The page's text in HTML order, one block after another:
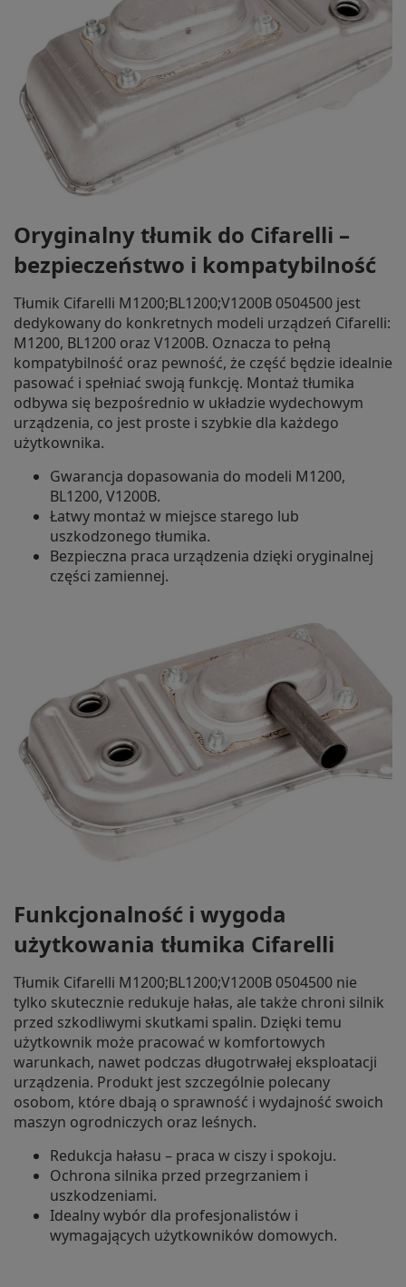
Oryginalny tłumik do Cifarelli –
bezpieczeństwo i kompatybilność
Tłumik Cifarelli M1200;BL1200;V1200B 0504500 jest
dedykowany do konkretnych modeli urządzeń Cifarelli:
M1200, BL1200 oraz V1200B. Oznacza to pełną
kompatybilność oraz pewność, że część będzie idealnie
pasować i spełniać swoją funkcję. Montaż tłumika
odbywa się bezpośrednio w układzie wydechowym
urządzenia, co jest proste i szybkie dla każdego
użytkownika.
Gwarancja dopasowania do modeli M1200,
BL1200, V1200B.
Łatwy montaż w miejsce starego lub
uszkodzonego tłumika.
Bezpieczna praca urządzenia dzięki oryginalnej
części zamiennej.
Funkcjonalność i wygoda
użytkowania tłumika Cifarelli
Tłumik Cifarelli M1200;BL1200;V1200B 0504500 nie
tylko skutecznie redukuje hałas, ale także chroni silnik
przed szkodliwymi skutkami spalin. Dzięki temu
użytkownik może pracować w komfortowych
warunkach, nawet podczas długotrwałej eksploatacji
urządzenia. Produkt jest szczególnie polecany
osobom, które dbają o sprawność i wydajność swoich
maszyn ogrodniczych oraz leśnych.
Redukcja hałasu – praca w ciszy i spokoju.
Ochrona silnika przed przegrzaniem i
uszkodzeniami.
Idealny wybór dla profesjonalistów i
wymagających użytkowników domowych.